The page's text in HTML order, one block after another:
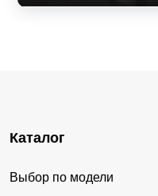
Каталог
Выбор по модели